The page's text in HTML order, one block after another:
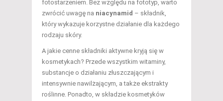
fotostarzeniem. Bez względu na fototyp, warto
zwrócić uwagę na niacynamid – składnik,
który wykazuje korzystne działanie dla każdego
rodzaju skóry.
A jakie cenne składniki aktywne kryją się w
kosmetykach? Przede wszystkim witaminy,
substancje o działaniu złuszczającym i
intensywnie nawilżającym, a także ekstrakty
roślinne. Ponadto, w składzie kosmetyków